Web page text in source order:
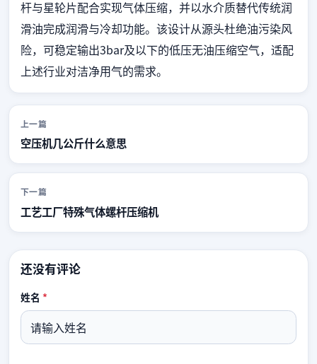
杆与星轮片配合实现气体压缩，并以水介质替代传统润
滑油完成润滑与冷却功能。该设计从源头杜绝油污染风
险，可稳定输出3bar及以下的低压无油压缩空气，适配
上述行业对洁净用气的需求。
上一篇
空压机几公斤什么意思
下一篇
工艺工厂特殊气体螺杆压缩机
还没有评论
姓名 *